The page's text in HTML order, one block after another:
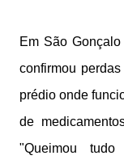
Em São
confirmou
prédio onde
de
"Queimou